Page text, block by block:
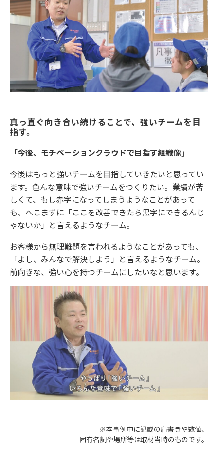
真っ直ぐ向き合い続けることで、強いチームを目
指す。
「今後、モチベーションクラウドで目指す組織像」
今後はもっと強いチームを目指していきたいと思ってい
ます。色んな意味で強いチームをつくりたい。業績が苦
しくて、もし赤字になってしまうようなことがあって
も、へこまずに「ここを改善できたら黒字にできるんじ
ゃないか」と言えるようなチーム。
お客様から無理難題を言われるようなことがあっても、
「よし、みんなで解決しよう」と言えるようなチーム。
前向きな、強い心を持つチームにしたいなと思います。
※本事例中に記載の肩書きや数値、
固有名詞や場所等は取材当時のものです。